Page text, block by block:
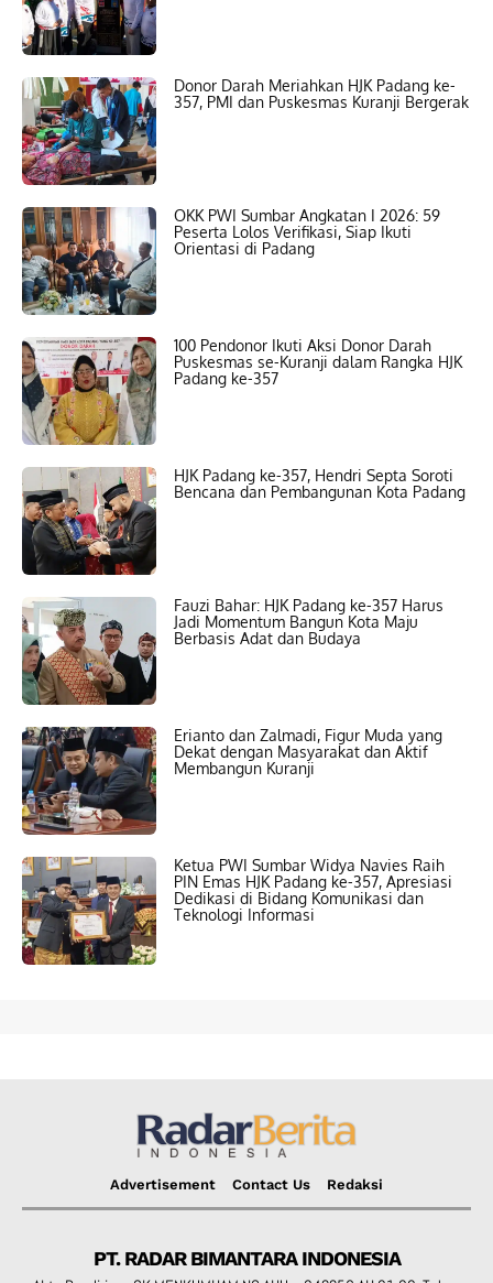
Donor Darah Meriahkan HJK Padang ke-
357, PMI dan Puskesmas Kuranji Bergerak
OKK PWI Sumbar Angkatan I 2026: 59
Peserta Lolos Verifikasi, Siap Ikuti
Orientasi di Padang
100 Pendonor Ikuti Aksi Donor Darah
Puskesmas se-Kuranji dalam Rangka HJK
Padang ke-357
HJK Padang ke-357, Hendri Septa Soroti
Bencana dan Pembangunan Kota Padang
Fauzi Bahar: HJK Padang ke-357 Harus
Jadi Momentum Bangun Kota Maju
Berbasis Adat dan Budaya
Erianto dan Zalmadi, Figur Muda yang
Dekat dengan Masyarakat dan Aktif
Membangun Kuranji
Ketua PWI Sumbar Widya Navies Raih
PIN Emas HJK Padang ke-357, Apresiasi
Dedikasi di Bidang Komunikasi dan
Teknologi Informasi
Advertisement Contact Us Redaksi
PT. RADAR BIMANTARA INDONESIA